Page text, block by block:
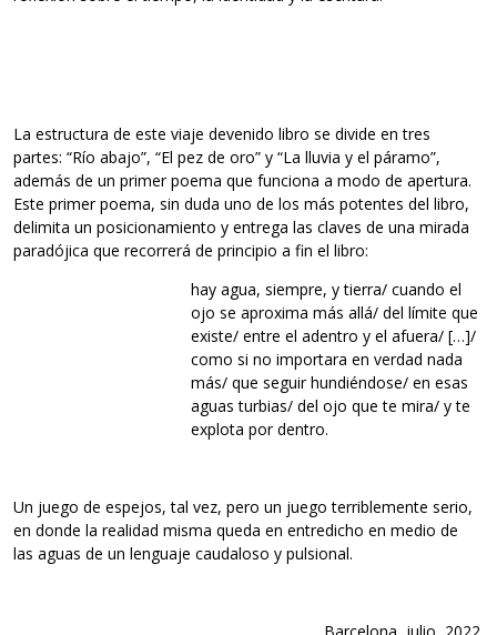
La estructura de este viaje devenido libro se divide en tres
partes: “Río abajo”, “El pez de oro” y “La lluvia y el páramo”,
además de un primer poema que funciona a modo de apertura.
Este primer poema, sin duda uno de los más potentes del libro,
delimita un posicionamiento y entrega las claves de una mirada
paradójica que recorrerá de principio a fin el libro:
hay agua, siempre, y tierra/ cuando el
ojo se aproxima más allá/ del límite que
existe/ entre el adentro y el afuera/ […]/
como si no importara en verdad nada
más/ que seguir hundiéndose/ en esas
aguas turbias/ del ojo que te mira/ y te
explota por dentro.
Un juego de espejos, tal vez, pero un juego terriblemente serio,
en donde la realidad misma queda en entredicho en medio de
las aguas de un lenguaje caudaloso y pulsional.